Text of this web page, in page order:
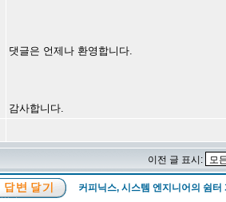
댓글은 언제나 환영합니다.
감사합니다.
이전 글 표시:
커피닉스, 시스템 엔지니어의 쉼터